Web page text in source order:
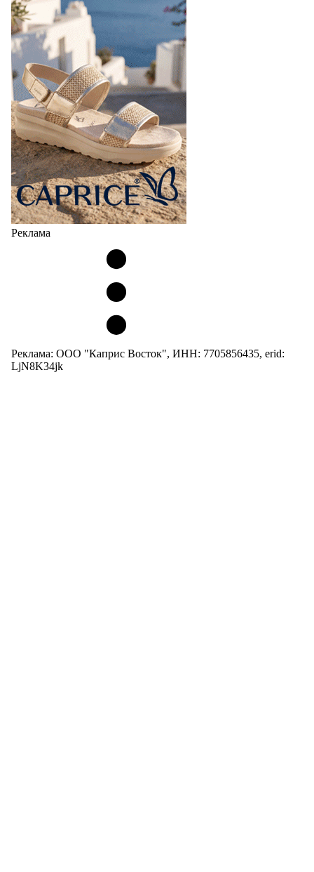
Реклама
Реклама: ООО "Каприс Восток", ИНН: 7705856435, erid:
LjN8K34jk